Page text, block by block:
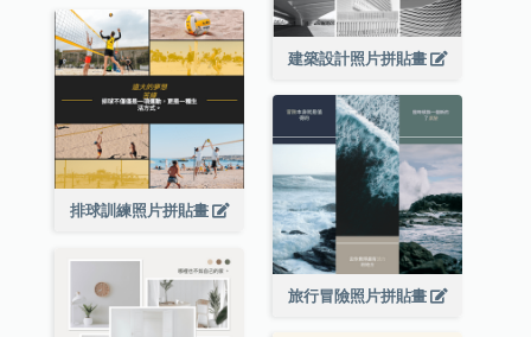
建築設計照片拼貼畫
排球訓練照片拼貼畫
旅行冒險照片拼貼畫